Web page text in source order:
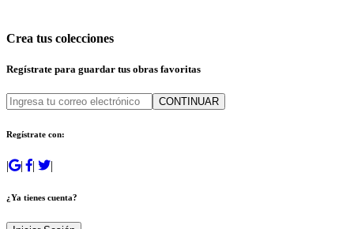
Crea tus colecciones
Regístrate para guardar tus obras favoritas
CONTINUAR
Regístrate con:
| | | |
¿Ya tienes cuenta?